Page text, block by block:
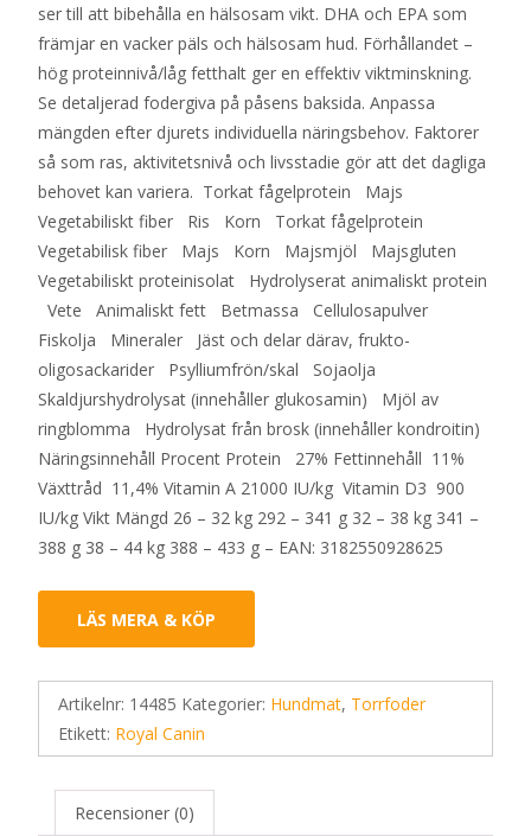
ser till att bibehålla en hälsosam vikt. DHA och EPA som
främjar en vacker päls och hälsosam hud. Förhållandet –
hög proteinnivå/låg fetthalt ger en effektiv viktminskning.
Se detaljerad fodergiva på påsens baksida. Anpassa
mängden efter djurets individuella näringsbehov. Faktorer
så som ras, aktivitetsnivå och livsstadie gör att det dagliga
behovet kan variera. Torkat fågelprotein Majs
Vegetabiliskt fiber Ris Korn Torkat fågelprotein
Vegetabilisk fiber Majs Korn Majsmjöl Majsgluten
Vegetabiliskt proteinisolat Hydrolyserat animaliskt protein
Vete Animaliskt fett Betmassa Cellulosapulver
Fiskolja Mineraler Jäst och delar därav, frukto-
oligosackarider Psylliumfrön/skal Sojaolja
Skaldjurshydrolysat (innehåller glukosamin) Mjöl av
ringblomma Hydrolysat från brosk (innehåller kondroitin)
Näringsinnehåll Procent Protein 27% Fettinnehåll 11%
Växttråd 11,4% Vitamin A 21000 IU/kg Vitamin D3 900
IU/kg Vikt Mängd 26 – 32 kg 292 – 341 g 32 – 38 kg 341 –
388 g 38 – 44 kg 388 – 433 g – EAN: 3182550928625
LÄS MERA & KÖP
Artikelnr: 14485 Kategorier: Hundmat, Torrfoder
Etikett: Royal Canin
Recensioner (0)